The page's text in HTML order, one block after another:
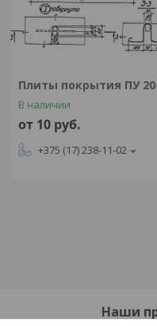
Плиты покрытия ПУ
В наличии
от 10 руб.
+375 (17) 238-11-02
Наши